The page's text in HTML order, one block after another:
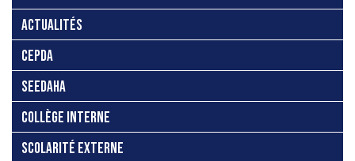
ACTUALITÉS
CEPDA
SEEDAHA
COLLÈGE INTERNE
SCOLARITÉ EXTERNE